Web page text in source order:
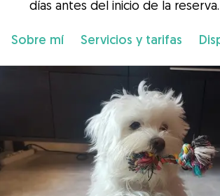
días antes del inicio de la reserva.
Sobre mí Servicios y tarifas